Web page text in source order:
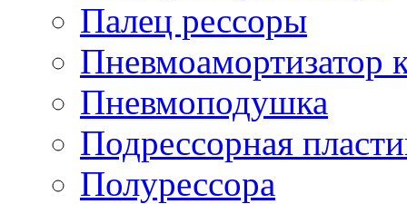
Палец рессоры
Пневмоамортизатор
Пневмоподушка
Подрессорная
Полурессора